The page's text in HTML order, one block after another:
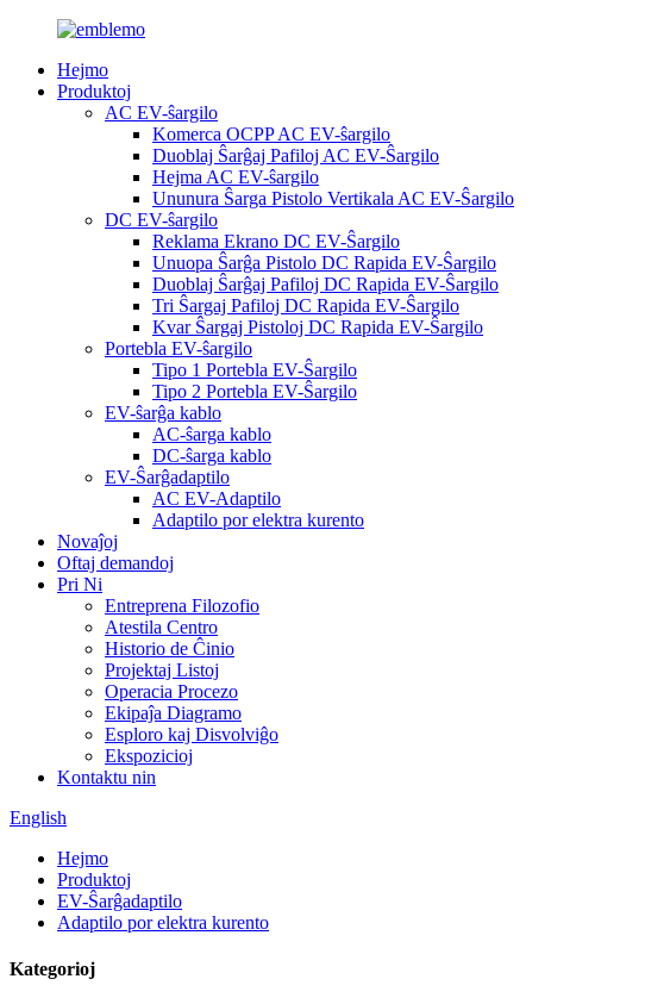
Hejmo
Produktoj
AC EV-ŝargilo
Komerca OCPP AC EV-ŝargilo
Duoblaj Ŝarĝaj Pafiloj AC EV-Ŝargilo
Hejma AC EV-ŝargilo
Ununura Ŝarga Pistolo Vertikala AC EV-Ŝargilo
DC EV-ŝargilo
Reklama Ekrano DC EV-Ŝargilo
Unuopa Ŝarĝa Pistolo DC Rapida EV-Ŝargilo
Duoblaj Ŝarĝaj Pafiloj DC Rapida EV-Ŝargilo
Tri Ŝargaj Pafiloj DC Rapida EV-Ŝargilo
Kvar Ŝargaj Pistoloj DC Rapida EV-Ŝargilo
Portebla EV-ŝargilo
Tipo 1 Portebla EV-Ŝargilo
Tipo 2 Portebla EV-Ŝargilo
EV-ŝarĝa kablo
AC-ŝarga kablo
DC-ŝarga kablo
EV-Ŝarĝadaptilo
AC EV-Adaptilo
Adaptilo por elektra kurento
Novaĵoj
Oftaj demandoj
Pri Ni
Entreprena Filozofio
Atestila Centro
Historio de Ĉinio
Projektaj Listoj
Operacia Procezo
Ekipaĵa Diagramo
Esploro kaj Disvolviĝo
Ekspozicioj
Kontaktu nin
English
Hejmo
Produktoj
EV-Ŝarĝadaptilo
Adaptilo por elektra kurento
Kategorioj